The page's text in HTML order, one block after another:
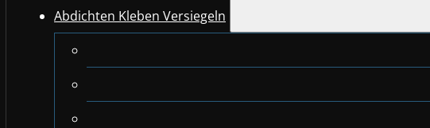
Abdichten Kleben Versiegeln